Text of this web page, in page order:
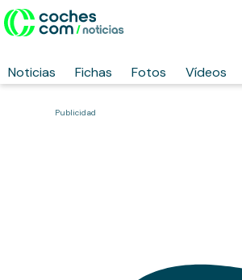
Noticias Fichas Fotos Vídeos
Publicidad